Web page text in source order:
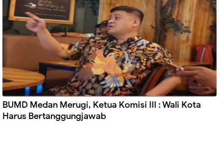
BUMD Medan Merugi, Ketua Komisi III : Wali Kota
Harus Bertanggungjawab